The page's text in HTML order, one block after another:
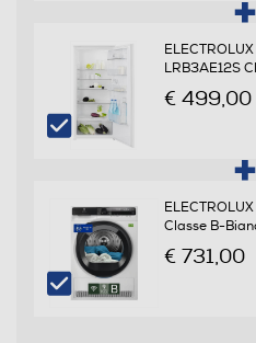
Programma breve
Prelavaggio
LRB3AE12S
€ 499,00
Classe B-
€ 731,00